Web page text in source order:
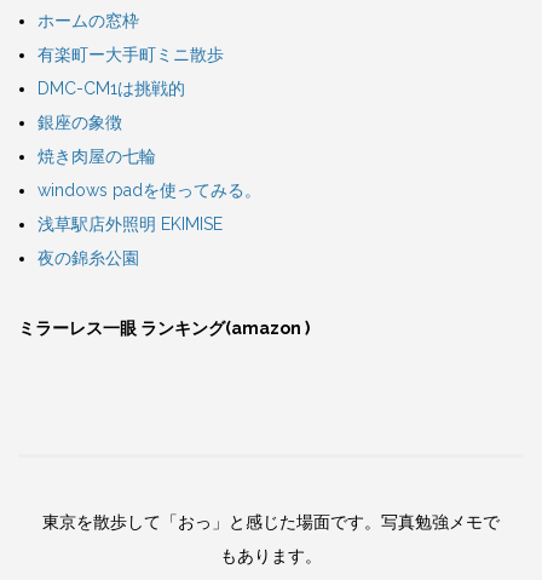
ホームの窓枠
有楽町ー大手町ミニ散歩
DMC-CM1は挑戦的
銀座の象徴
焼き肉屋の七輪
windows padを使ってみる。
浅草駅店外照明 EKIMISE
夜の錦糸公園
ミラーレス一眼 ランキング(amazon )
東京を散歩して「おっ」と感じた場面です。写真勉強メモで
もあります。